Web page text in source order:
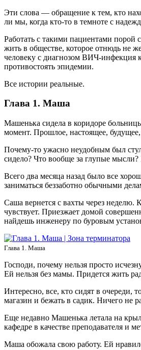
Эти слова — обращение к тем, кто
ли мы, когда кто-то в темноте с
Работать с такими пациентами
жить в обществе, которое отнюдь не
человеку с диагнозом ВИЧ-инфекция
противостоять эпидемии.
Все истории реальные.
Глава 1. Маша
Машенька сидела в коридоре
момент. Прошлое, настоящее, будущее,
Почему-то ужасно неудобным был
сидело? Что вообще за глупые
Всего два месяца назад было все
заниматься беззаботно обычными
Саша вернется с вахты через неделю.
чувствует. Приезжает домой
найдешь инженеру по буровым
Глава 1. Маша
Господи, почему нельзя просто
Ей нельзя без мамы. Придется жить
Интересно, все, кто сидят в
магазин и бежать в садик. Ничего не
Еще недавно Машенька летала на
кафедре в качестве преподавателя и
Маша обожала свою работу. Ей